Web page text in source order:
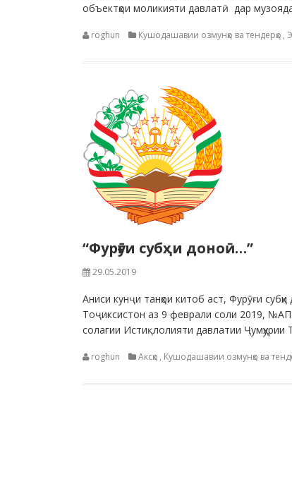
объектҳои моликияти давлатӣ дар
roghun Кушодашавии озмунҳо ва тендерҳо ,
“Фурӯғи субҳи доноӣ…”
29.05.2019
Аниси кунҷи танҳои китоб аст, Фурӯғи
Тоҷиксистон аз 9 феврали соли 2019,
солагии Истиқлолияти давлатии
roghun Аксҳо , Кушодашавии озмунҳо ва